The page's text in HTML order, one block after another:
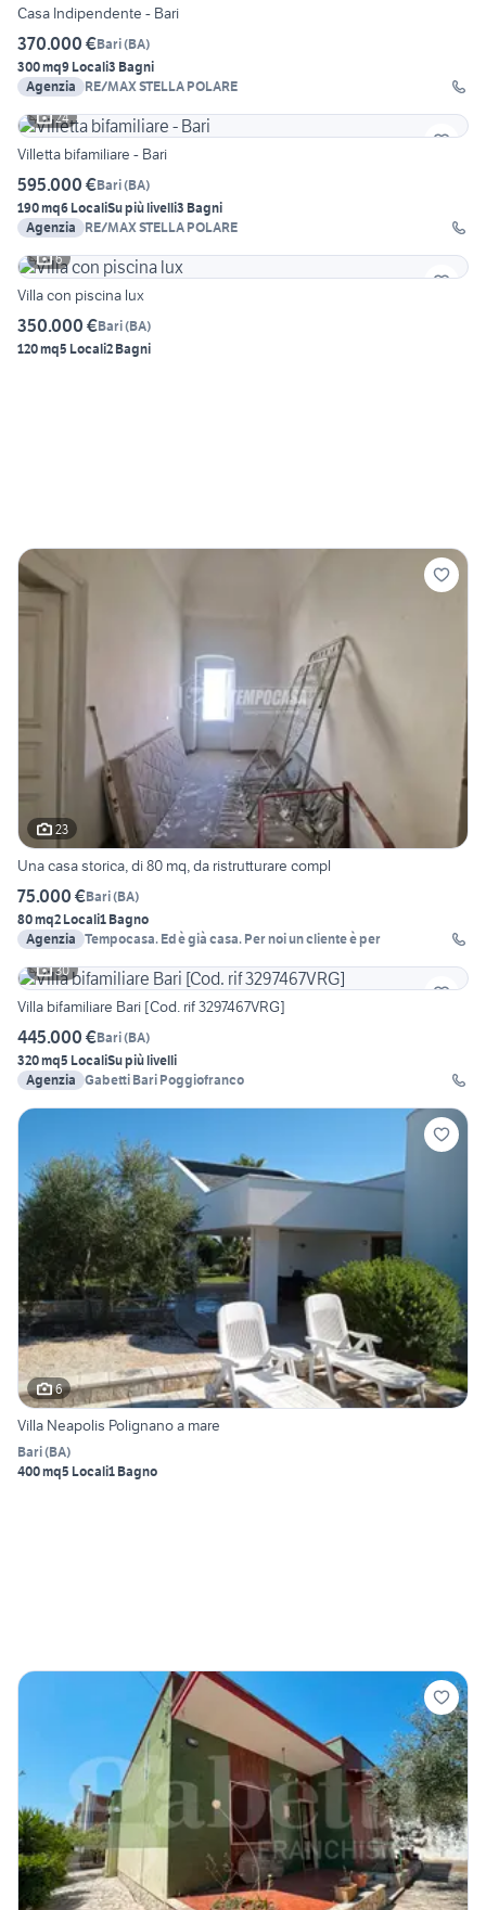
Casa Indipendente - Bari
370.000 €Bari(BA)
300 mq9 Locali3 Bagni
Agenzia
RE/MAX STELLA POLARE
24
Villetta bifamiliare - Bari
595.000 €Bari(BA)
190 mq6 LocaliSu più livelli3 Bagni
Agenzia
RE/MAX STELLA POLARE
6
Villa con piscina lux
350.000 €Bari(BA)
120 mq5 Locali2 Bagni
23
Una casa storica, di 80 mq, da ristrutturare compl
75.000 €Bari(BA)
80 mq2 Locali1 Bagno
Agenzia Tempocasa. Ed è già casa. Per noi un cliente è per
30
Villa bifamiliare Bari [Cod. rif 3297467VRG]
445.000 €Bari(BA)
320 mq5 LocaliSu più livelli
Agenzia Gabetti Bari Poggiofranco
6
Villa Neapolis Polignano a mare
Bari(BA)
400 mq5 Locali1 Bagno